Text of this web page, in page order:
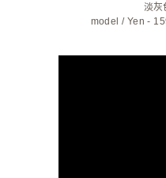
淡
model / Yen -